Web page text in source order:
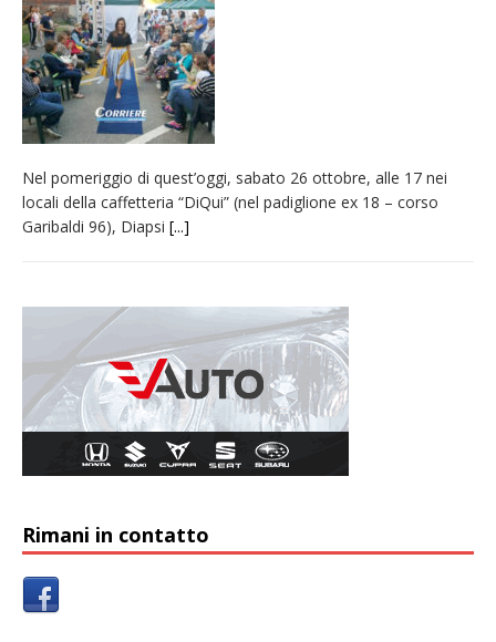
Nel pomeriggio di quest’oggi, sabato 26 ottobre, alle 17 nei
locali della caffetteria “DiQui” (nel padiglione ex 18 – corso
Garibaldi 96), Diapsi [...]
Rimani in contatto